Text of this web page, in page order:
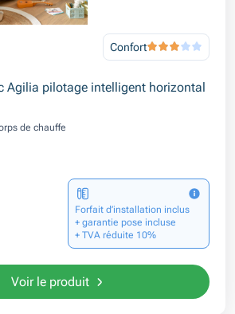
Confort
Agilia pilotage intelligent horizontal
de chauffe
Forfait d’installation inclus
+ garantie pose incluse
+ TVA réduite 10%
Voir le produit